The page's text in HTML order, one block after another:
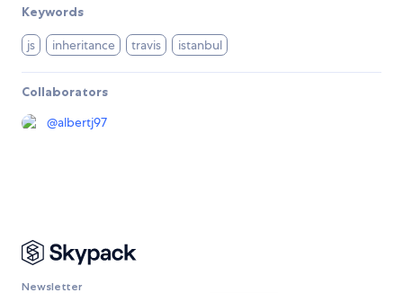
Keywords
js inheritance travis istanbul
Collaborators
@albertj97
Newsletter